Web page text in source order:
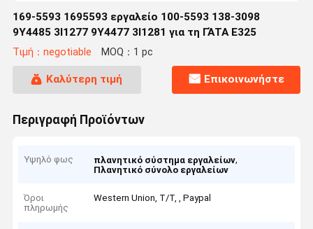
169-5593 1695593 εργαλείο 100-5593 138-3098
9Y4485 3I1277 9Y4477 3I1281 για τη ΓΆΤΑ E325
Τιμή：negotiable MOQ：1 pc
Καλύτερη τιμή Επικοινωνήστε
Περιγραφή Προϊόντων
Υψηλό φως πλανητικό σύστημα εργαλείων,
Πλανητικό σύνολο εργαλείων
Όροι
πληρωμής
Western Union, T/T, , Paypal